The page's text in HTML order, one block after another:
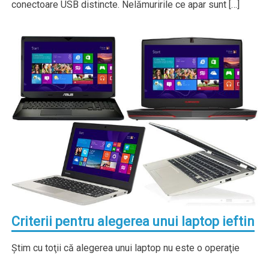
conectoare USB distincte. Nelămuririle ce apar sunt […]
Criterii pentru alegerea unui laptop ieftin
Ştim cu toţii că alegerea unui laptop nu este o operaţie